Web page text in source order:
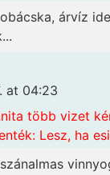
árvíz
at 04:23
több vizet
Lesz, ha